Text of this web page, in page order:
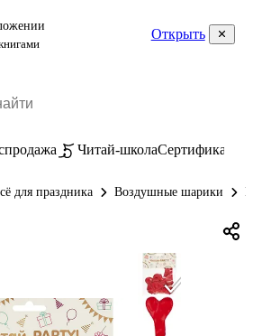
Открыть
Читай-школаСертификаты
для праздника Воздушные шарики